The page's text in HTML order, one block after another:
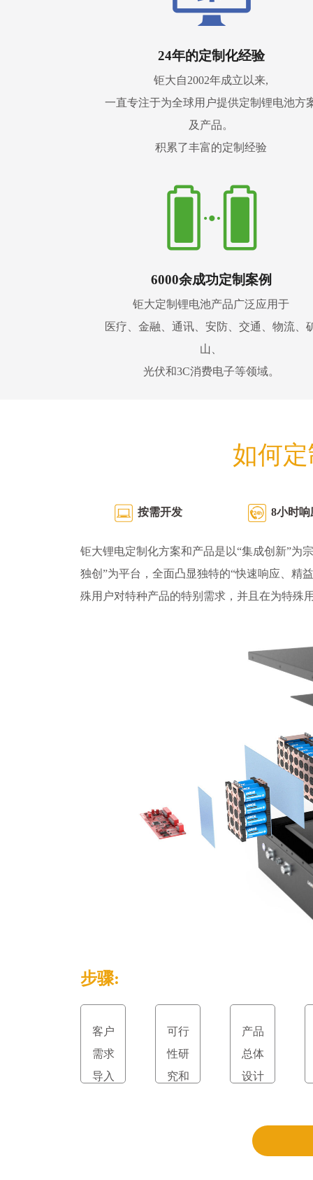
24年的定制化经验
钜大自2002年成立以来,
一直专注于为全球用户提供定制锂电池方
及产品。
积累了丰富的定制经验
6000余成功定制案例
钜大定制锂电池产品广泛应用于
医疗、金融、通讯、安防、交通、物流、
山、
光伏和3C消费电子等领域。
如何
按需开发 8小时响
钜大锂电定制化方案和产品是以“集成创新”为
独创”为平台，全面凸显独特的“快速响应、精
殊用户对特种产品的特别需求，并且在为特殊
步骤:
客户
需求
导入
可行
性研
究和
产品
总体
设计